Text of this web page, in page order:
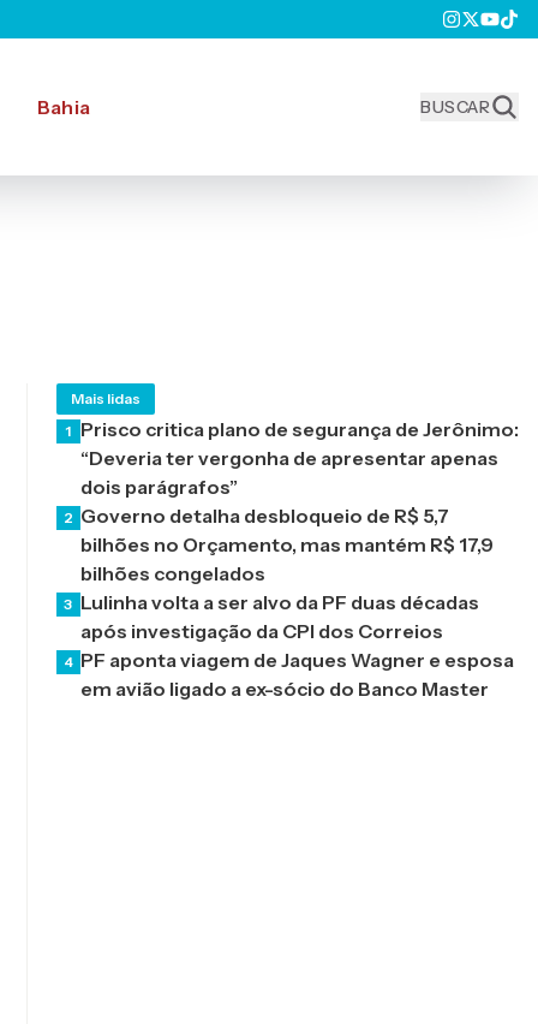
Bahia BUSCAR
Mais lidas
1 Prisco critica plano de segurança de Jerônimo:
“Deveria ter vergonha de apresentar apenas
dois parágrafos”
2 Governo detalha desbloqueio de R$ 5,7
bilhões no Orçamento, mas mantém R$ 17,9
bilhões congelados
3 Lulinha volta a ser alvo da PF duas décadas
após investigação da CPI dos Correios
4 PF aponta viagem de Jaques Wagner e esposa
em avião ligado a ex-sócio do Banco Master